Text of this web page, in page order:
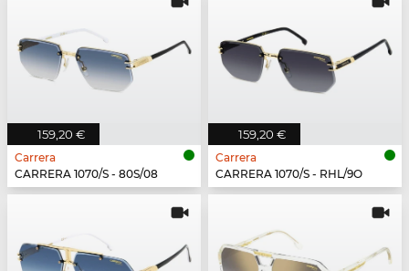
159,20 €
Carrera
CARRERA 1070/S - 80S/08
159,20 €
Carrera
CARRERA 1070/S - RHL/9O